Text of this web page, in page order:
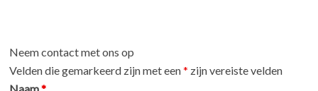
Neem contact met ons op
Velden die gemarkeerd zijn met een* zijn vereiste velden